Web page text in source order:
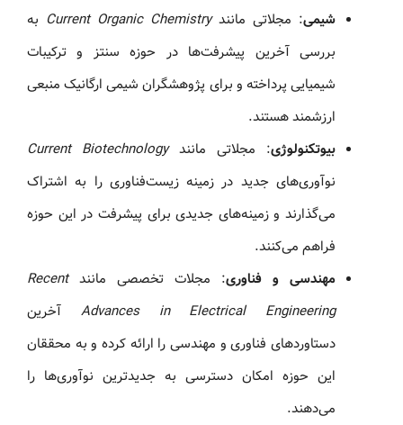
شیمی: مجلاتی مانندCurrent Organic Chemistry به
بررسی آخرین پیشرفت‌ها در حوزه سنتز و ترکیبات
شیمیایی پرداخته و برای پژوهشگران شیمی ارگانیک منبعی
ارزشمند هستند.
بیوتکنولوژی: مجلاتی مانندCurrent Biotechnology
نوآوری‌های جدید در زمینه زیست‌فناوری را به اشتراک
می‌گذارند و زمینه‌های جدیدی برای پیشرفت در این حوزه
فراهم می‌کنند.
مهندسی و فناوری: مجلات تخصصی مانندRecent
Advances in Electrical Engineering آخرین
دستاوردهای فناوری و مهندسی را ارائه کرده و به محققان
این حوزه امکان دسترسی به جدیدترین نوآوری‌ها را
می‌دهند.